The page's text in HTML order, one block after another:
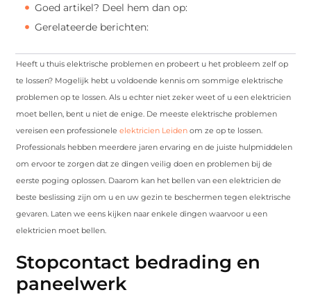
Goed artikel? Deel hem dan op:
Gerelateerde berichten:
Heeft u thuis elektrische problemen en probeert u het probleem zelf op
te lossen? Mogelijk hebt u voldoende kennis om sommige elektrische
problemen op te lossen. Als u echter niet zeker weet of u een elektricien
moet bellen, bent u niet de enige. De meeste elektrische problemen
vereisen een professioneleelektricien Leiden om ze op te lossen.
Professionals hebben meerdere jaren ervaring en de juiste hulpmiddelen
om ervoor te zorgen dat ze dingen veilig doen en problemen bij de
eerste poging oplossen. Daarom kan het bellen van een elektricien de
beste beslissing zijn om u en uw gezin te beschermen tegen elektrische
gevaren. Laten we eens kijken naar enkele dingen waarvoor u een
elektricien moet bellen.
Stopcontact bedrading en
paneelwerk